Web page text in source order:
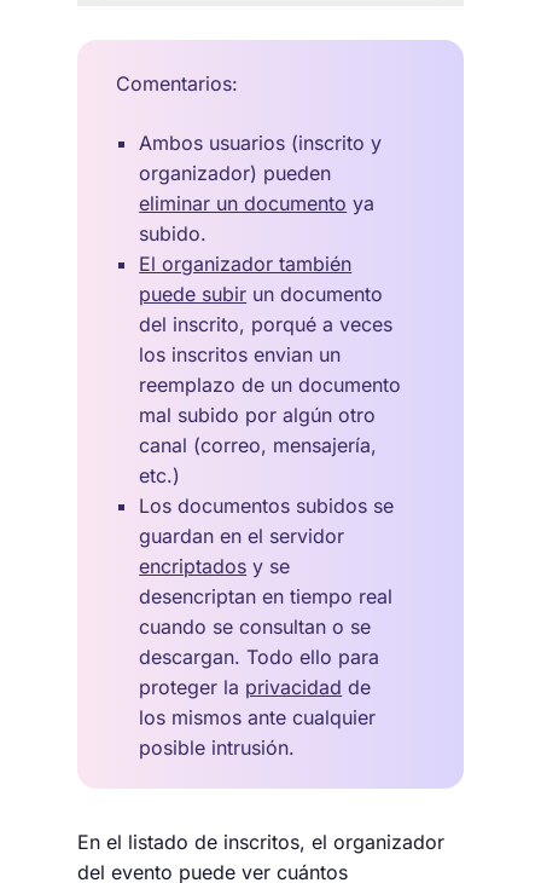
Comentarios:
Ambos usuarios (inscrito y
organizador) pueden
eliminar un documento ya
subido.
El organizador también
puede subir un documento
del inscrito, porqué a veces
los inscritos envian un
reemplazo de un documento
mal subido por algún otro
canal (correo, mensajería,
etc.)
Los documentos subidos se
guardan en el servidor
encriptados y se
desencriptan en tiempo real
cuando se consultan o se
descargan. Todo ello para
proteger la privacidad de
los mismos ante cualquier
posible intrusión.
En el listado de inscritos, el organizador
del evento puede ver cuántos